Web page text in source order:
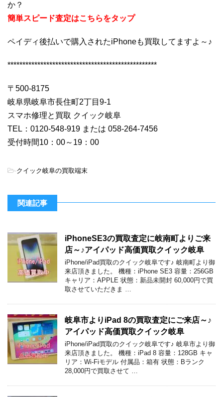
か？
簡単スピード査定はこちらをタップ
ペイディ後払いで購入されたiPhoneも買取してますよ～♪
**************************************************
〒500-8175
岐阜県岐阜市長住町2丁目9-1
スマホ修理と買取 クイック岐阜
TEL：0120-548-919 または 058-264-7456
受付時間10：00～19：00
-クイック岐阜の買取端末
関連記事
iPhoneSE3の買取査定に岐南町よりご来
店～♪アイパッド高価買取クイック岐阜
iPhone/iPad買取のクイック岐阜です♪ 岐南町より御
来店頂きました。 機種：iPhone SE3 容量：256GB
キャリア：APPLE 状態：新品未開封 60,000円で買
取させていただきま …
岐阜市よりiPad 8の買取査定にご来店～♪
アイパッド高価買取クイック岐阜
iPhone/iPad買取のクイック岐阜です♪ 岐阜市より御
来店頂きました。 機種：iPad 8 容量：128GB キャ
リア：Wi-Fiモデル 付属品：箱有 状態：Bランク
28,000円で買取させて …